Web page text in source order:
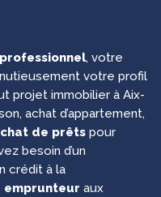
, votre
votre profil
projet immobilier à Aix-
achat d’appartement,
de prêts pour
besoin d’un
crédit à la
emprunteur aux